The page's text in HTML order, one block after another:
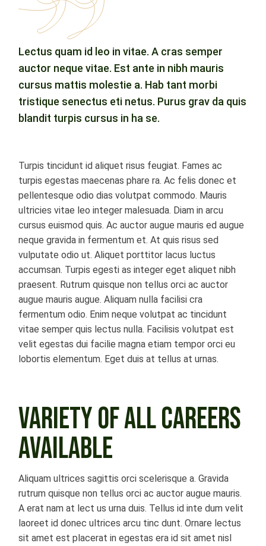
Lectus quam id leo in vitae. A cras semper
auctor neque vitae. Est ante in nibh mauris
cursus mattis molestie a. Hab tant morbi
tristique senectus eti netus. Purus grav da quis
blandit turpis cursus in ha se.
Turpis tincidunt id aliquet risus feugiat. Fames ac
turpis egestas maecenas phare ra. Ac felis donec et
pellentesque odio dias volutpat commodo. Mauris
ultricies vitae leo integer malesuada. Diam in arcu
cursus euismod quis. Ac auctor augue mauris ed augue
neque gravida in fermentum et. At quis risus sed
vulputate odio ut. Aliquet porttitor lacus luctus
accumsan. Turpis egesti as integer eget aliquet nibh
praesent. Rutrum quisque non tellus orci ac auctor
augue mauris augue. Aliquam nulla facilisi cra
fermentum odio. Enim neque volutpat ac tincidunt
vitae semper quis lectus nulla. Facilisis volutpat est
velit egestas dui facilie magna etiam tempor orci eu
lobortis elementum. Eget duis at tellus at urnas.
VARIETY OF ALL CAREERS
AVAILABLE
Aliquam ultrices sagittis orci scelerisque a. Gravida
rutrum quisque non tellus orci ac auctor augue mauris.
A erat nam at lect us urna duis. Tellus id inte dum velit
laoreet id donec ultrices arcu tinc dunt. Ornare lectus
sit amet est placerat in egestas era id sit amet nisl